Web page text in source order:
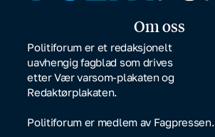
Om oss
Politiforum er et redaksjonelt
uavhengig fagblad som drives
etter Vær varsom-plakaten og
Redaktørplakaten.
Politiforum er medlem av Fagpressen.